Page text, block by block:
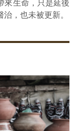
來生命，只是延後
，也未被更新。